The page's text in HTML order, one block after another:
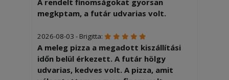
megkptam, a futár udvarias volt.
2026-08-03 - Brigitta:
A meleg pizza a megadott kiszállítási
időn belül érkezett. A futár hölgy
udvarias, kedves volt. A pizza, amit